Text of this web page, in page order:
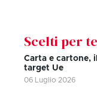
Scelti per te
Carta e cartone,
target Ue
06 Luglio 2026